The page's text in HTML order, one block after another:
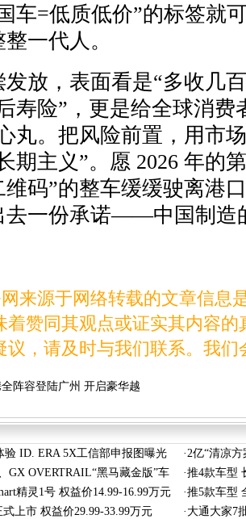
车=低质低价”的标签就
一代人。
放，表面看是“多收几
寿险”，更是给全球消费
丸。把风险前置，用市
期主义”。愿 2026 年的
维码”的整车缓缓驶离港
去一份承诺——中国制造
源于网络转载的文章信息
着赞同其观点或证实其内容
议，请及时与我们联系。我
全阵容登陆广州 开启豪华越
验 ID. ERA 5X工信部申报图曝光 ·2亿“清凉
GX OVERTRAIL“黑马藏金版”车
·推4款车型
精灵1号 权益价14.99-16.99万元 ·推5款车型
上市 权益价29.99-33.99万元 · 大通大家7